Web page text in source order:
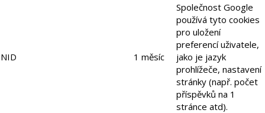
NID 1 měsíc
Společnost Google
používá tyto cookies
pro uložení
preferencí uživatele,
jako je jazyk
prohlížeče, nastavení
stránky (např. počet
příspěvků na 1
stránce atd).